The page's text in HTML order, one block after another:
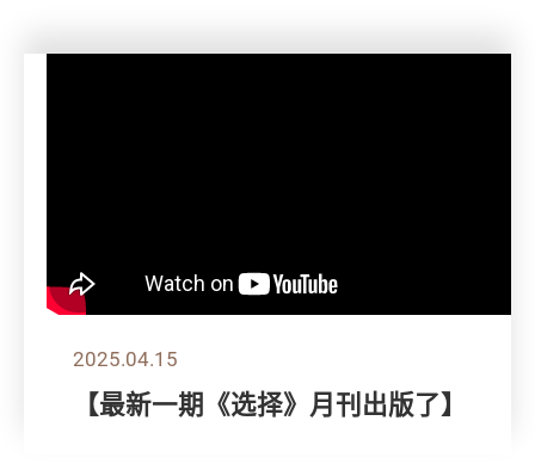
2025.04.15
【最新一期《选择》月刊出版了】